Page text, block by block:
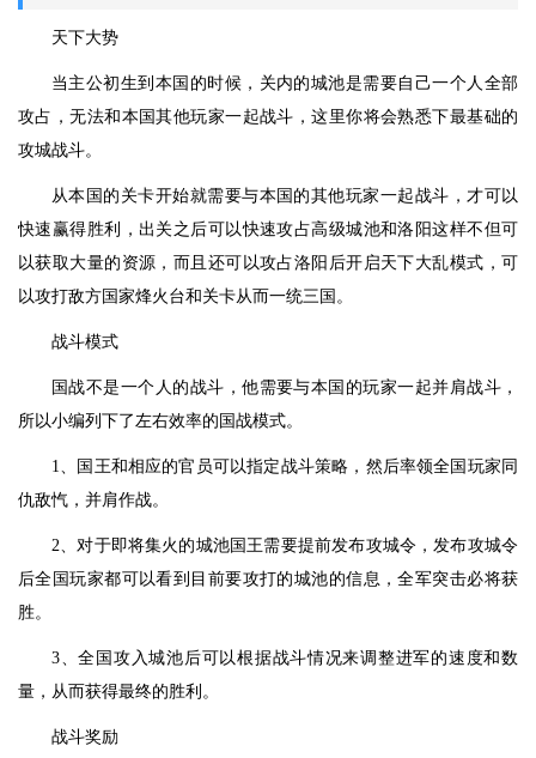
天下大势
当主公初生到本国的时候，关内的城池是需要自己一个人全部
攻占，无法和本国其他玩家一起战斗，这里你将会熟悉下最基础的
攻城战斗。
从本国的关卡开始就需要与本国的其他玩家一起战斗，才可以
快速赢得胜利，出关之后可以快速攻占高级城池和洛阳这样不但可
以获取大量的资源，而且还可以攻占洛阳后开启天下大乱模式，可
以攻打敌方国家烽火台和关卡从而一统三国。
战斗模式
国战不是一个人的战斗，他需要与本国的玩家一起并肩战斗，
所以小编列下了左右效率的国战模式。
1、国王和相应的官员可以指定战斗策略，然后率领全国玩家同
仇敌忾，并肩作战。
2、对于即将集火的城池国王需要提前发布攻城令，发布攻城令
后全国玩家都可以看到目前要攻打的城池的信息，全军突击必将获
胜。
3、全国攻入城池后可以根据战斗情况来调整进军的速度和数
量，从而获得最终的胜利。
战斗奖励